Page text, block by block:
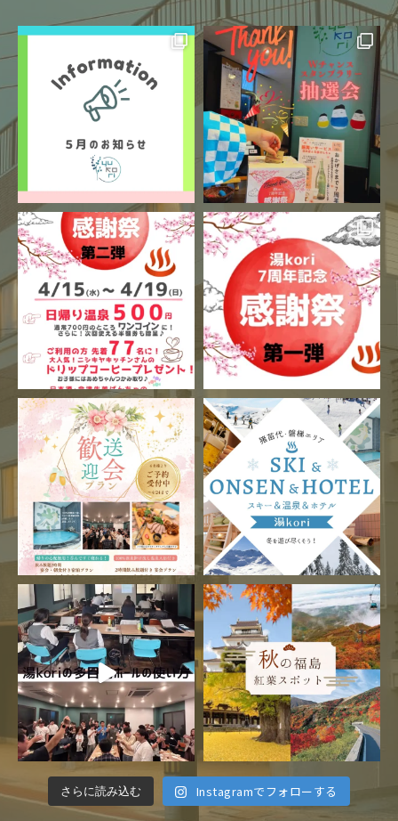
さらに読み込む Instagramでフォローする